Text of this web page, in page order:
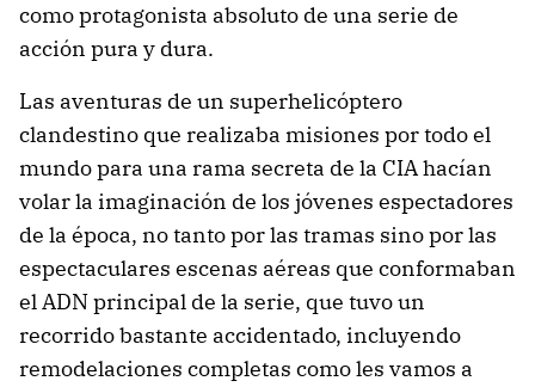
como protagonista absoluto de una serie de
acción pura y dura.
Las aventuras de un superhelicóptero
clandestino que realizaba misiones por todo el
mundo para una rama secreta de la CIA hacían
volar la imaginación de los jóvenes espectadores
de la época, no tanto por las tramas sino por las
espectaculares escenas aéreas que conformaban
el ADN principal de la serie, que tuvo un
recorrido bastante accidentado, incluyendo
remodelaciones completas como les vamos a